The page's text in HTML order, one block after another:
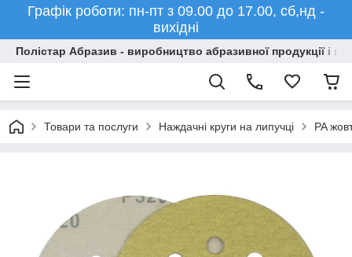
Графік роботи: пн-пт з 09.00 до 17.00, сб,нд -
вихідні
Полістар Абразив - виробництво абразивної продукції і
Товари та послуги Наждачні круги на липучці PA